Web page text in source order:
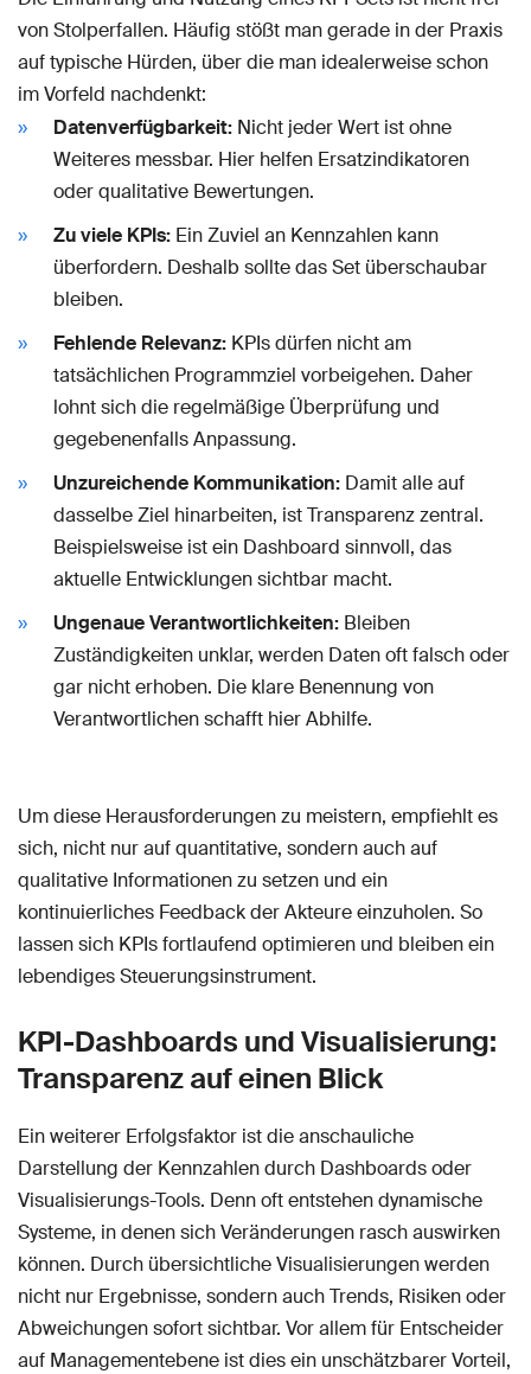
von Stolperfallen. Häufig stößt man gerade in der Praxis
auf typische Hürden, über die man idealerweise schon
im Vorfeld nachdenkt:
Datenverfügbarkeit: Nicht jeder Wert ist ohne
Weiteres messbar. Hier helfen Ersatzindikatoren
oder qualitative Bewertungen.
Zu viele KPIs: Ein Zuviel an Kennzahlen kann
überfordern. Deshalb sollte das Set überschaubar
bleiben.
Fehlende Relevanz: KPIs dürfen nicht am
tatsächlichen Programmziel vorbeigehen. Daher
lohnt sich die regelmäßige Überprüfung und
gegebenenfalls Anpassung.
Unzureichende Kommunikation: Damit alle auf
dasselbe Ziel hinarbeiten, ist Transparenz zentral.
Beispielsweise ist ein Dashboard sinnvoll, das
aktuelle Entwicklungen sichtbar macht.
Ungenaue Verantwortlichkeiten: Bleiben
Zuständigkeiten unklar, werden Daten oft falsch oder
gar nicht erhoben. Die klare Benennung von
Verantwortlichen schafft hier Abhilfe.
Um diese Herausforderungen zu meistern, empfiehlt es
sich, nicht nur auf quantitative, sondern auch auf
qualitative Informationen zu setzen und ein
kontinuierliches Feedback der Akteure einzuholen. So
lassen sich KPIs fortlaufend optimieren und bleiben ein
lebendiges Steuerungsinstrument.
KPI-Dashboards und Visualisierung:
Transparenz auf einen Blick
Ein weiterer Erfolgsfaktor ist die anschauliche
Darstellung der Kennzahlen durch Dashboards oder
Visualisierungs-Tools. Denn oft entstehen dynamische
Systeme, in denen sich Veränderungen rasch auswirken
können. Durch übersichtliche Visualisierungen werden
nicht nur Ergebnisse, sondern auch Trends, Risiken oder
Abweichungen sofort sichtbar. Vor allem für Entscheider
auf Managementebene ist dies ein unschätzbarer Vorteil,